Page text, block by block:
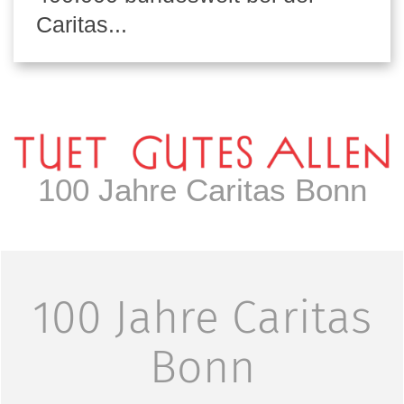
Caritas...
100 Jahre Caritas Bonn
100 Jahre Caritas
Bonn